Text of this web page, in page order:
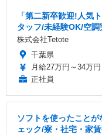
「第二新卒歓迎!人気
タッフ/未経験OK/空
株式会社Tetote
千葉県
月給27万円～34万円
正社員
ソフトを使ったこと
ェック/寮・社宅・家